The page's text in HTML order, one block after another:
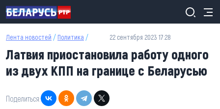
Перейти к основному содержанию
Лента новостей / Политика / 22 сентября 2023 17:28
Латвия приостановила работу одного
из двух КПП на границе с Беларусью
Поделиться: